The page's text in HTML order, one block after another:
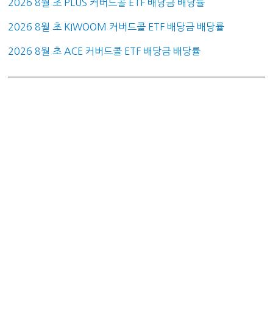
2026 8월 초 PLUS 커버드콜 ETF 배당금 배당률
2026 8월 초 KIWOOM 커버드콜 ETF 배당금 배당률
2026 8월 초 ACE 커버드콜 ETF 배당금 배당률